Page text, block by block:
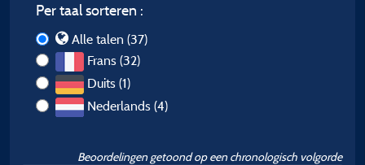
Per taal sorteren :
Alle talen (37)
Frans (32)
Duits (1)
Nederlands (4)
Beoordelingen getoond op een chronologisch volgorde